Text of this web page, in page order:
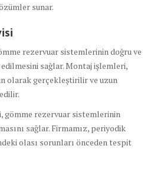
sunar.
rezervuar sistemlerinin doğru ve
sağlar. Montaj işlemleri,
olarak gerçekleştirilir ve uzun
gömme rezervuar sistemlerinin
sağlar. Firmamız, periyodik
olası sorunları önceden tespit